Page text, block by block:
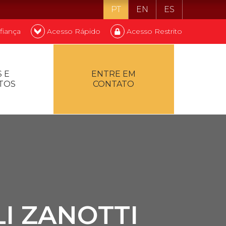
PT EN ES
Acesso Rápido Acesso Restrito
E
ENTRE EM
CONTATO
ZANOTTI